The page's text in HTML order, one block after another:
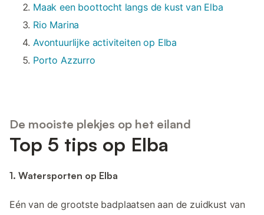
Maak een boottocht langs de kust van Elba
Rio Marina
Avontuurlijke activiteiten op Elba
Porto Azzurro
De mooiste plekjes op het eiland
Top 5 tips op Elba
1. Watersporten op Elba
Eén van de grootste badplaatsen aan de zuidkust van